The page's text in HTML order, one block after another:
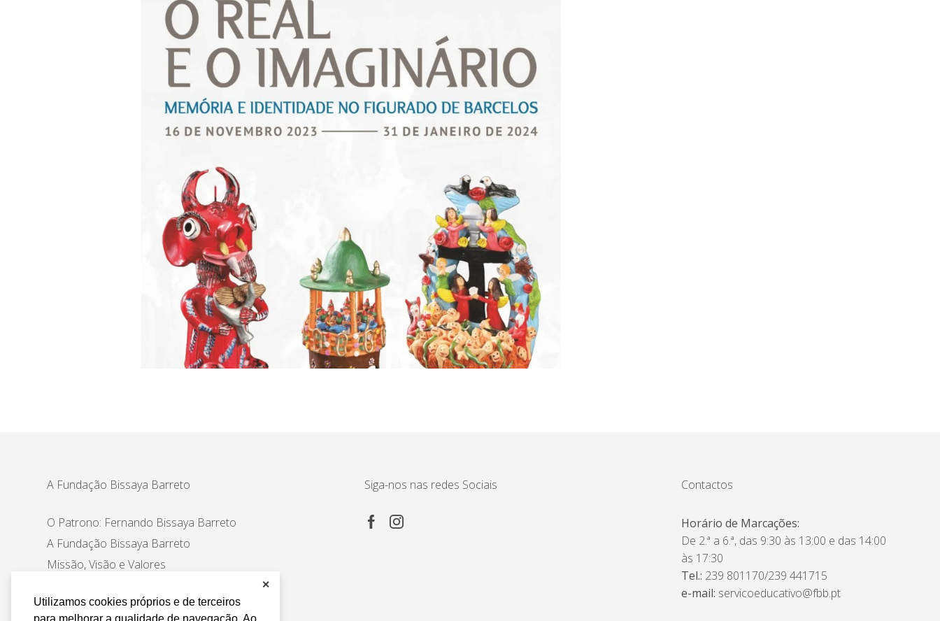
Utilizamos cookies próprios e de terceiros
para melhorar a qualidade de navegação. Ao
✕
A Fundação Bissaya Barreto
O Patrono: Fernando Bissaya Barreto
A Fundação Bissaya Barreto
Missão, Visão e Valores
Siga-nos nas redes Sociais Contactos
Horário de Marcações:
De 2.ª a 6.ª, das 9:30 às 13:00 e das 14:00
às 17:30
Tel.: 239 801170/239 441715
e-mail: servicoeducativo@fbb.pt